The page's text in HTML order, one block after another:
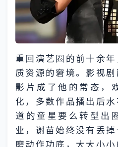
重回演艺圈的前十余
质资源的窘境。影视
影片成了他的常态，
化，多数作品播出后
道的童星要么转型出
业，谢苗始终没有丢
磨动作功底，大大小